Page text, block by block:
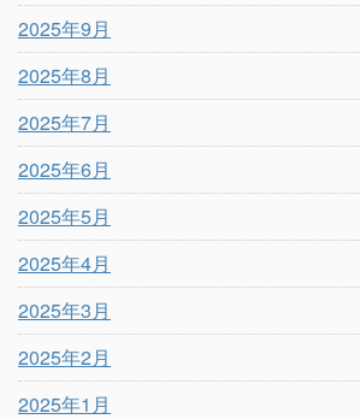
2025年9月
2025年8月
2025年7月
2025年6月
2025年5月
2025年4月
2025年3月
2025年2月
2025年1月